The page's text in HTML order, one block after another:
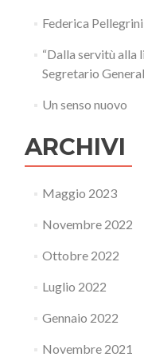
Federica Pellegrini
“Dalla servitù alla
Segretario
Un senso nuovo
ARCHIVI
Maggio 2023
Novembre 2022
Ottobre 2022
Luglio 2022
Gennaio 2022
Novembre 2021